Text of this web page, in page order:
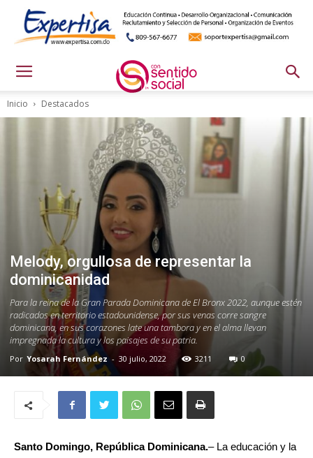
Inicio Destacados
Melody, orgullosa de representar la
dominicanidad
Para la reina de la Gran Parada Dominicana de El Bronx 2022, aunque estén
radicados en territorio estadounidense, por sus venas corre sangre
dominicana, en sus corazones late una tambora y en el alma llevan
impregnada la cultura y los paisajes de su patria.
Por Yosarah Fernández - 30 julio, 2022 3211 0
Santo Domingo, República Dominicana.– La educación y la